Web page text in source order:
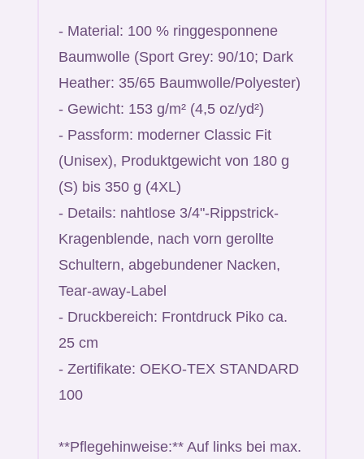
- Material: 100 % ringgesponnene
Baumwolle (Sport Grey: 90/10; Dark
Heather: 35/65 Baumwolle/Polyester)
- Gewicht: 153 g/m² (4,5 oz/yd²)
- Passform: moderner Classic Fit
(Unisex), Produktgewicht von 180 g
(S) bis 350 g (4XL)
- Details: nahtlose 3/4"-Rippstrick-
Kragenblende, nach vorn gerollte
Schultern, abgebundener Nacken,
Tear-away-Label
- Druckbereich: Frontdruck Piko ca.
25 cm
- Zertifikate: OEKO-TEX STANDARD
100
**Pflegehinweise:** Auf links bei max.